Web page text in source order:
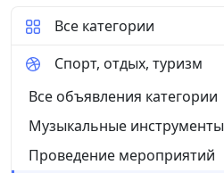
Все категории
Спорт, отдых, туризм
Все объявления категории
Музыкальные инструменты
Проведение мероприятий